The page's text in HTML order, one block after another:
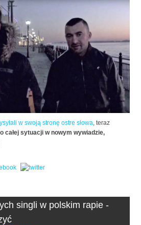
w swoją stronę ostre słowa , teraz
całej sytuacji w nowym wywiadzie,
singli w polskim rapie -